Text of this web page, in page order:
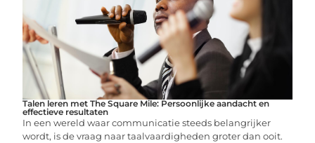
Talen leren met The Square Mile: Persoonlijke aandacht en
effectieve resultaten
In een wereld waar communicatie steeds belangrijker
wordt, is de vraag naar taalvaardigheden groter dan ooit.